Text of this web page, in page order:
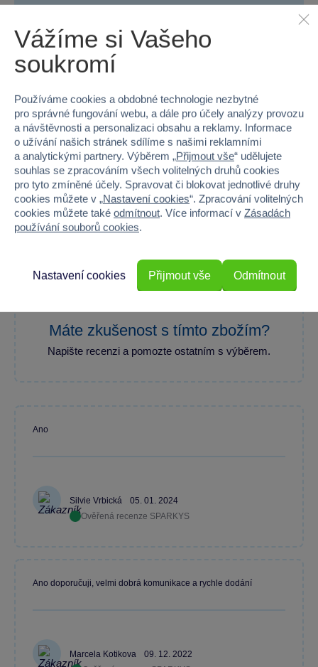
Baterie produktu - typ Block baterie 7,4V
Baterie příslušenství - vyžaduje
Baterie příslušenství - součást balení
Baterie příslušenství - počet 2
Baterie příslušenství - typ AA (LR6) tužkové
100 %
100 % zákazníků doporučuje
Máte zkušenost s tímto zbožím?
Napište recenzi a pomozte ostatním s výběrem.
Silvie Vrbická
05. 01. 2024
Ověřená recenze SPARKYS
Ano
Marcela Kotikova
09. 12. 2022
Ano doporučuji, velmi dobrá komunikace a rychle dodání
Vážíme si Vašeho
soukromí
Používáme cookies a obdobné technologie nezbytné
pro správné fungování webu, a dále pro účely analýzy provozu
a návštěvnosti a personalizaci obsahu a reklamy. Informace
o užívání našich stránek sdílíme s našimi reklamními
a analytickými partnery. Výběrem „Přijmout vše“ udělujete
souhlas se zpracováním všech volitelných druhů cookies
pro tyto zmíněné účely. Spravovat či blokovat jednotlivé druhy
cookies můžete v „Nastavení cookies“. Zpracování volitelných
cookies můžete také odmítnout. Více informací v Zásadách
používání souborů cookies.
Odmítnout
Nastavení cookies Přijmout vše